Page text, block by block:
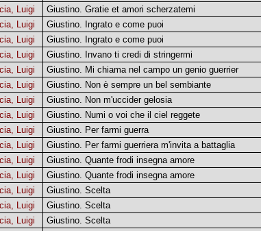
Luigi
Giustino. Gratie et amori scherzatemi
Luigi
Giustino. Ingrato e come puoi
Luigi
Giustino. Ingrato e come puoi
Luigi
Giustino. Invano ti credi di stringermi
Luigi
Giustino. Mi chiama nel campo un genio guerrier
Luigi
Giustino. Non è sempre un bel sembiante
Luigi
Giustino. Non m'uccider gelosia
Luigi
Giustino. Numi o voi che il ciel reggete
Luigi
Giustino. Per farmi guerra
Luigi
Giustino. Per farmi guerriera m'invita a battaglia
Luigi
Giustino. Quante frodi insegna amore
Luigi
Giustino. Quante frodi insegna amore
Luigi
Giustino. Scelta
Luigi
Giustino. Scelta
Luigi
Giustino. Scelta